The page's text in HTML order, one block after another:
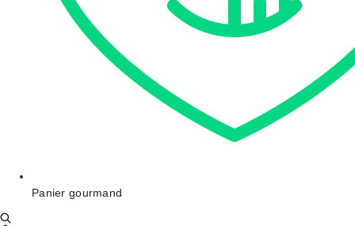
Panier gourmand